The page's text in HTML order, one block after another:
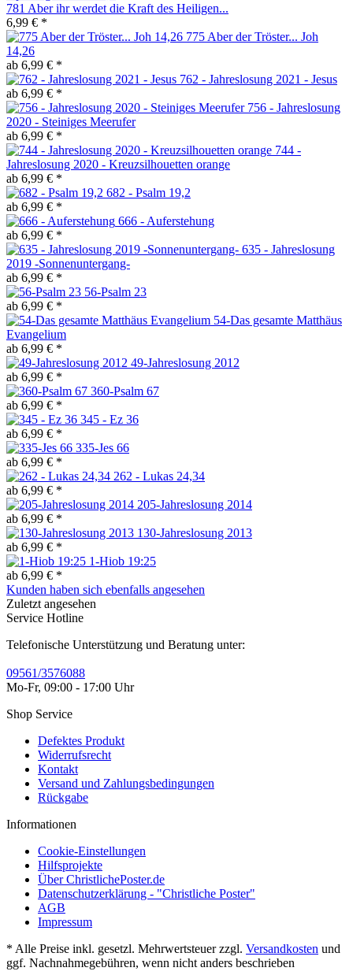
781 Aber ihr werdet die Kraft des Heiligen...
6,99 € *
775 Aber der Tröster... Joh
14,26
ab 6,99 € *
762 - Jahreslosung 2021 - Jesus
ab 6,99 € *
756 - Jahreslosung
2020 - Steiniges Meerufer
ab 6,99 € *
744 -
Jahreslosung 2020 - Kreuzsilhouetten orange
ab 6,99 € *
682 - Psalm 19,2
ab 6,99 € *
666 - Auferstehung
ab 6,99 € *
635 - Jahreslosung
2019 -Sonnenuntergang-
ab 6,99 € *
56-Psalm 23
ab 6,99 € *
54-Das gesamte Matthäus
Evangelium
ab 6,99 € *
49-Jahreslosung 2012
ab 6,99 € *
360-Psalm 67
ab 6,99 € *
345 - Ez 36
ab 6,99 € *
335-Jes 66
ab 6,99 € *
262 - Lukas 24,34
ab 6,99 € *
205-Jahreslosung 2014
ab 6,99 € *
130-Jahreslosung 2013
ab 6,99 € *
1-Hiob 19:25
ab 6,99 € *
Kunden haben sich ebenfalls angesehen
Zuletzt angesehen
Service Hotline
Telefonische Unterstützung und Beratung unter:
09561/3576088
Mo-Fr, 09:00 - 17:00 Uhr
Shop Service
Defektes Produkt
Widerrufsrecht
Kontakt
Versand und Zahlungsbedingungen
Rückgabe
Informationen
Cookie-Einstellungen
Hilfsprojekte
Über ChristlichePoster.de
Datenschutzerklärung - "Christliche Poster"
AGB
Impressum
* Alle Preise inkl. gesetzl. Mehrwertsteuer zzgl. Versandkosten und
ggf. Nachnahmegebühren, wenn nicht anders beschrieben